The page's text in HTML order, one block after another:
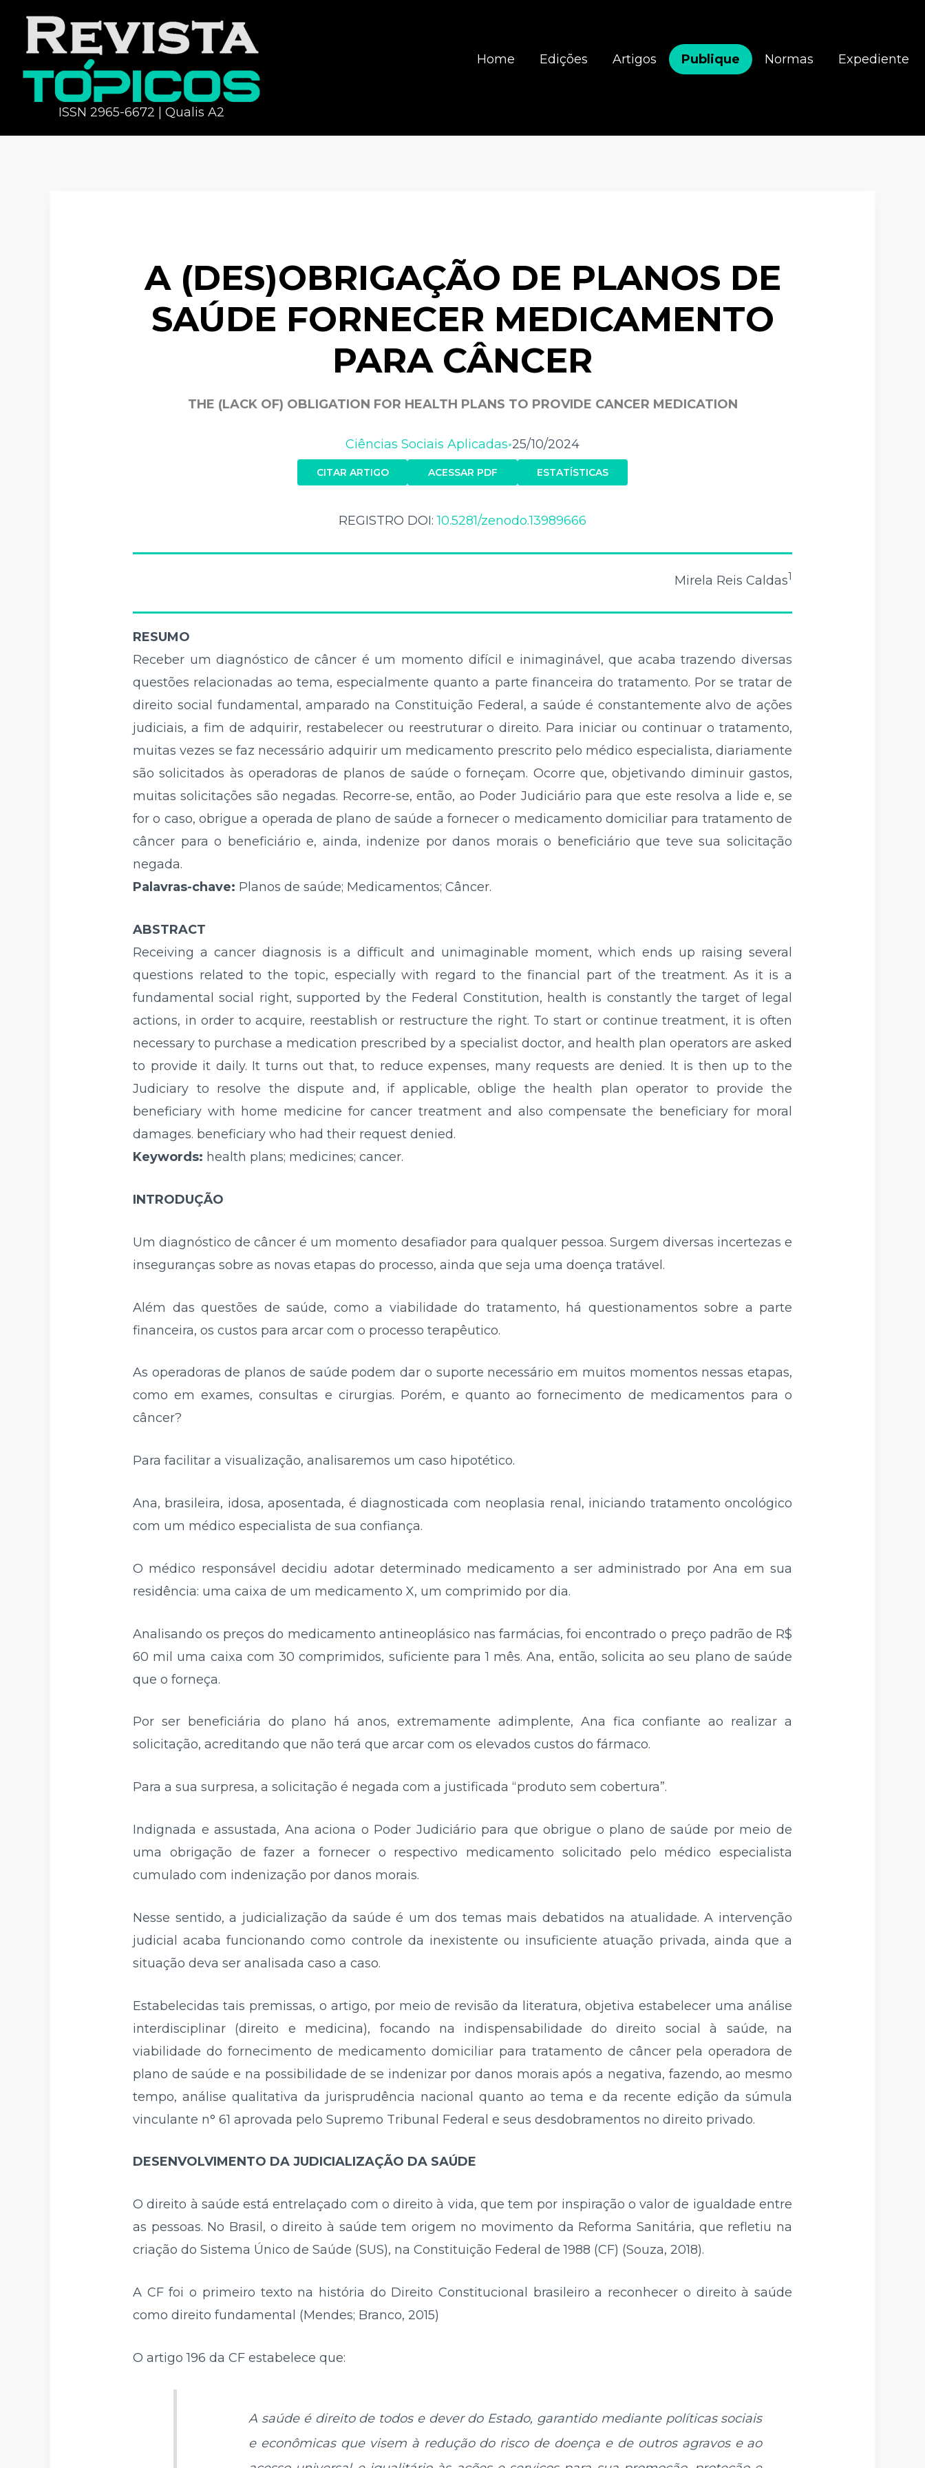
ISSN 2965-6672 | Qualis A2
Home Edições Artigos Publique Normas Expediente
A (DES)OBRIGAÇÃO DE PLANOS DE
SAÚDE FORNECER MEDICAMENTO
PARA CÂNCER
THE (LACK OF) OBLIGATION FOR HEALTH PLANS TO PROVIDE CANCER MEDICATION
Ciências Sociais Aplicadas•25/10/2024
CITAR ARTIGO ACESSAR PDF ESTATÍSTICAS
REGISTRO DOI:10.5281/zenodo.13989666
Mirela Reis Caldas1
RESUMO
Receber um diagnóstico de câncer é um momento difícil e inimaginável, que acaba trazendo diversas
questões relacionadas ao tema, especialmente quanto a parte financeira do tratamento. Por se tratar de
direito social fundamental, amparado na Constituição Federal, a saúde é constantemente alvo de ações
judiciais, a fim de adquirir, restabelecer ou reestruturar o direito. Para iniciar ou continuar o tratamento,
muitas vezes se faz necessário adquirir um medicamento prescrito pelo médico especialista, diariamente
são solicitados às operadoras de planos de saúde o forneçam. Ocorre que, objetivando diminuir gastos,
muitas solicitações são negadas. Recorre-se, então, ao Poder Judiciário para que este resolva a lide e, se
for o caso, obrigue a operada de plano de saúde a fornecer o medicamento domiciliar para tratamento de
câncer para o beneficiário e, ainda, indenize por danos morais o beneficiário que teve sua solicitação
negada.
Palavras-chave: Planos de saúde; Medicamentos; Câncer.
ABSTRACT
Receiving a cancer diagnosis is a difficult and unimaginable moment, which ends up raising several
questions related to the topic, especially with regard to the financial part of the treatment. As it is a
fundamental social right, supported by the Federal Constitution, health is constantly the target of legal
actions, in order to acquire, reestablish or restructure the right. To start or continue treatment, it is often
necessary to purchase a medication prescribed by a specialist doctor, and health plan operators are asked
to provide it daily. It turns out that, to reduce expenses, many requests are denied. It is then up to the
Judiciary to resolve the dispute and, if applicable, oblige the health plan operator to provide the
beneficiary with home medicine for cancer treatment and also compensate the beneficiary for moral
damages. beneficiary who had their request denied.
Keywords: health plans; medicines; cancer.
INTRODUÇÃO
Um diagnóstico de câncer é um momento desafiador para qualquer pessoa. Surgem diversas incertezas e
inseguranças sobre as novas etapas do processo, ainda que seja uma doença tratável.
Além das questões de saúde, como a viabilidade do tratamento, há questionamentos sobre a parte
financeira, os custos para arcar com o processo terapêutico.
As operadoras de planos de saúde podem dar o suporte necessário em muitos momentos nessas etapas,
como em exames, consultas e cirurgias. Porém, e quanto ao fornecimento de medicamentos para o
câncer?
Para facilitar a visualização, analisaremos um caso hipotético.
Ana, brasileira, idosa, aposentada, é diagnosticada com neoplasia renal, iniciando tratamento oncológico
com um médico especialista de sua confiança.
O médico responsável decidiu adotar determinado medicamento a ser administrado por Ana em sua
residência: uma caixa de um medicamento X, um comprimido por dia.
Analisando os preços do medicamento antineoplásico nas farmácias, foi encontrado o preço padrão de R$
60 mil uma caixa com 30 comprimidos, suficiente para 1 mês. Ana, então, solicita ao seu plano de saúde
que o forneça.
Por ser beneficiária do plano há anos, extremamente adimplente, Ana fica confiante ao realizar a
solicitação, acreditando que não terá que arcar com os elevados custos do fármaco.
Para a sua surpresa, a solicitação é negada com a justificada “produto sem cobertura”.
Indignada e assustada, Ana aciona o Poder Judiciário para que obrigue o plano de saúde por meio de
uma obrigação de fazer a fornecer o respectivo medicamento solicitado pelo médico especialista
cumulado com indenização por danos morais.
Nesse sentido, a judicialização da saúde é um dos temas mais debatidos na atualidade. A intervenção
judicial acaba funcionando como controle da inexistente ou insuficiente atuação privada, ainda que a
situação deva ser analisada caso a caso.
Estabelecidas tais premissas, o artigo, por meio de revisão da literatura, objetiva estabelecer uma análise
interdisciplinar (direito e medicina), focando na indispensabilidade do direito social à saúde, na
viabilidade do fornecimento de medicamento domiciliar para tratamento de câncer pela operadora de
plano de saúde e na possibilidade de se indenizar por danos morais após a negativa, fazendo, ao mesmo
tempo, análise qualitativa da jurisprudência nacional quanto ao tema e da recente edição da súmula
vinculante n° 61 aprovada pelo Supremo Tribunal Federal e seus desdobramentos no direito privado.
DESENVOLVIMENTO DA JUDICIALIZAÇÃO DA SAÚDE
O direito à saúde está entrelaçado com o direito à vida, que tem por inspiração o valor de igualdade entre
as pessoas. No Brasil, o direito à saúde tem origem no movimento da Reforma Sanitária, que refletiu na
criação do Sistema Único de Saúde (SUS), na Constituição Federal de 1988 (CF) (Souza, 2018).
A CF foi o primeiro texto na história do Direito Constitucional brasileiro a reconhecer o direito à saúde
como direito fundamental (Mendes; Branco, 2015)
O artigo 196 da CF estabelece que:
A saúde é direito de todos e dever do Estado, garantido mediante políticas sociais
e econômicas que visem à redução do risco de doença e de outros agravos e ao